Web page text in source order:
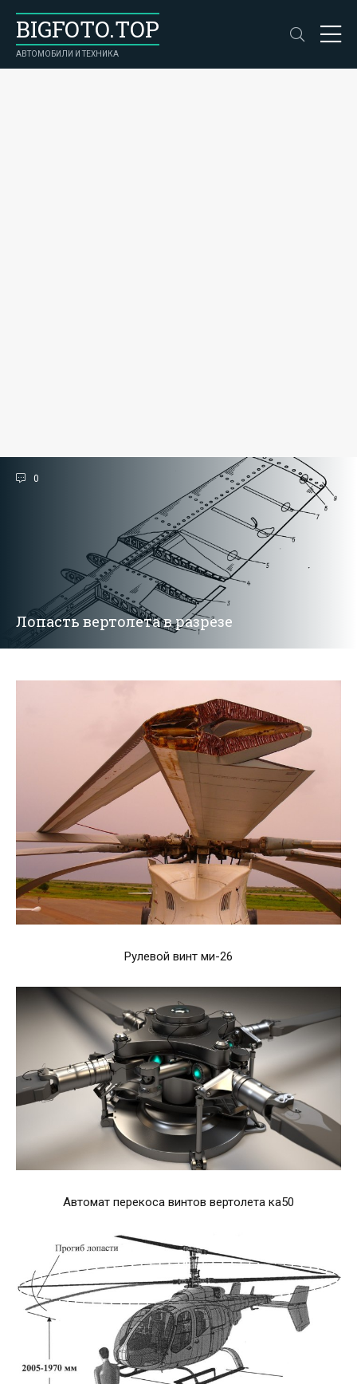
BIGFOTO.TOP
АВТОМОБИЛИ И ТЕХНИКА
0
Лопасть вертолета в разрезе
Рулевой винт ми-26
Автомат перекоса винтов вертолета ка50